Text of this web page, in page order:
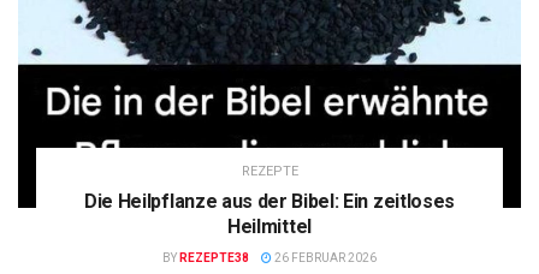
REZEPTE
Die Heilpflanze aus der Bibel: Ein zeitloses
Heilmittel
BY REZEPTE38 26 FEBRUAR 2026